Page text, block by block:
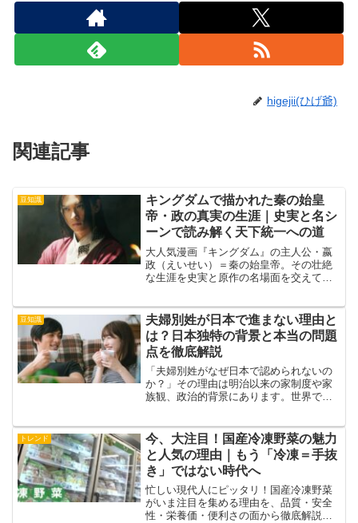
higejii(ひげ爺)
関連記事
豆知識
キングダムで描かれた秦の始皇
帝・政の真実の生涯｜史実と名シ
ーンで読み解く天下統一への道
大人気漫画『キングダム』の主人公・嬴
政（えいせい）＝秦の始皇帝。その壮絶
な生涯を史実と原作の名場面を交えてわ
道を詳しく語ります。
豆知識
夫婦別姓が日本で進まない理由と
は？日本独特の背景と本当の問題
点を徹底解説
「夫婦別姓がなぜ日本で認められないの
か？」その理由は明治以来の家制度や家
族観、政治的背景にあります。世界で日
説します。夫婦別姓について知りたい方
は必見です。
トレンド
今、大注目！国産冷凍野菜の魅力
と人気の理由｜もう「冷凍＝手抜
き」ではない時代へ
忙しい現代人にピッタリ！国産冷凍野菜
がいま注目を集める理由を、品質・安全
性・栄養価・便利さの面から徹底解説。